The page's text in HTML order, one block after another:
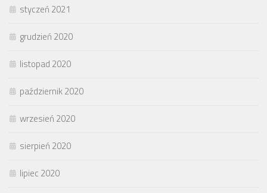
styczeń 2021
grudzień 2020
listopad 2020
październik 2020
wrzesień 2020
sierpień 2020
lipiec 2020